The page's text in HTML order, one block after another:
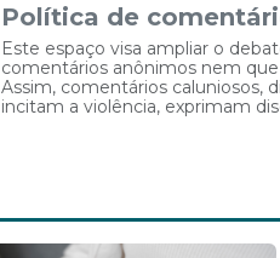
Política de
Este espaço visa ampliar o
comentários anônimos nem
Assim, comentários caluniosos,
incitam a violência, exprimam